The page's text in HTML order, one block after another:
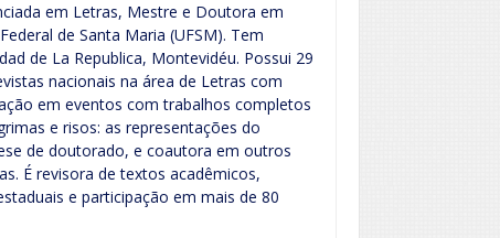
em Letras, Mestre e Doutora em
de Santa Maria (UFSM). Tem
de La Republica, Montevidéu. Possui 29
nacionais na área de Letras com
em eventos com trabalhos completos
e risos: as representações do
de doutorado, e coautora em outros
É revisora de textos acadêmicos,
e participação em mais de 80